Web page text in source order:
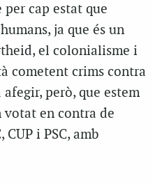
cap estat que
ja que és un
el colonialisme i
cometent crims contra
però, que estem
votat en contra de
i PSC, amb